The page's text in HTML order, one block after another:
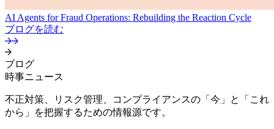
AI Agents for Fraud Operations: Rebuilding the Reaction Cycle
ブログを読む
ブログ
時事ニュース
不正対策、リスク管理、コンプライアンスの「今」と「これ
から」を把握するための情報源です。